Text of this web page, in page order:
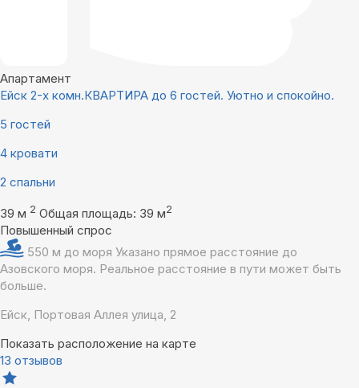
Апартамент
Ейск 2-х комн.КВАРТИРА до 6 гостей. Уютно и спокойно.
5 гостей
4 кровати
2 спальни
39 м 2 Общая площадь: 39 м2
Повышенный спрос
550 м до моря Указано прямое расстояние до
Азовского моря. Реальное расстояние в пути может быть
больше.
Ейск, Портовая Аллея улица, 2
Показать расположение на карте
13 отзывов